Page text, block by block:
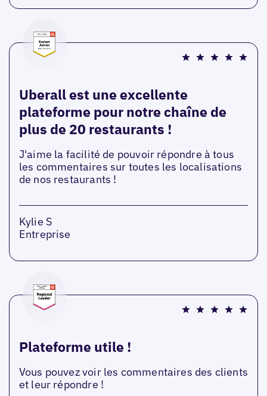
Uberall est une excellente
plateforme pour notre chaîne de
plus de 20 restaurants !
J'aime la facilité de pouvoir répondre à tous
les commentaires sur toutes les localisations
de nos restaurants !
Kylie S
Entreprise
Plateforme utile !
Vous pouvez voir les commentaires des clients
et leur répondre !